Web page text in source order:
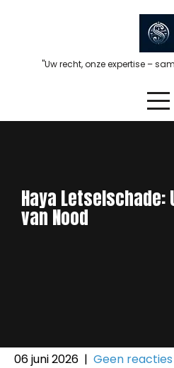
"Uw recht, onze expertise –
Haya Letselschade:
van Nood
06 juni 2026 | Geen reacties